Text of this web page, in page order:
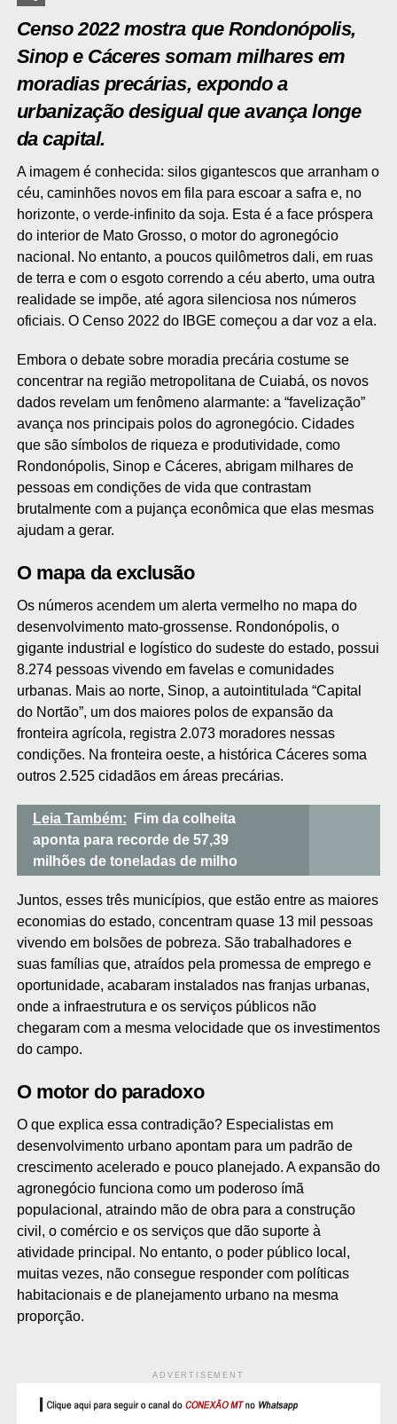
Share
Censo 2022 mostra que Rondonópolis,
Sinop e Cáceres somam milhares em
moradias precárias, expondo a
urbanização desigual que avança longe
da capital.
A imagem é conhecida: silos gigantescos que arranham o
céu, caminhões novos em fila para escoar a safra e, no
horizonte, o verde-infinito da soja. Esta é a face próspera
do interior de Mato Grosso, o motor do agronegócio
nacional. No entanto, a poucos quilômetros dali, em ruas
de terra e com o esgoto correndo a céu aberto, uma outra
realidade se impõe, até agora silenciosa nos números
oficiais. O Censo 2022 do IBGE começou a dar voz a ela.
Embora o debate sobre moradia precária costume se
concentrar na região metropolitana de Cuiabá, os novos
dados revelam um fenômeno alarmante: a “favelização”
avança nos principais polos do agronegócio. Cidades
que são símbolos de riqueza e produtividade, como
Rondonópolis, Sinop e Cáceres, abrigam milhares de
pessoas em condições de vida que contrastam
brutalmente com a pujança econômica que elas mesmas
ajudam a gerar.
O mapa da exclusão
Os números acendem um alerta vermelho no mapa do
desenvolvimento mato-grossense. Rondonópolis, o
gigante industrial e logístico do sudeste do estado, possui
8.274 pessoas vivendo em favelas e comunidades
urbanas. Mais ao norte, Sinop, a autointitulada “Capital
do Nortão”, um dos maiores polos de expansão da
fronteira agrícola, registra 2.073 moradores nessas
condições. Na fronteira oeste, a histórica Cáceres soma
outros 2.525 cidadãos em áreas precárias.
Leia Também:
Fim da colheita
aponta para recorde de 57,39
milhões de toneladas de milho
Juntos, esses três municípios, que estão entre as maiores
economias do estado, concentram quase 13 mil pessoas
vivendo em bolsões de pobreza. São trabalhadores e
suas famílias que, atraídos pela promessa de emprego e
oportunidade, acabaram instalados nas franjas urbanas,
onde a infraestrutura e os serviços públicos não
chegaram com a mesma velocidade que os investimentos
do campo.
O motor do paradoxo
O que explica essa contradição? Especialistas em
desenvolvimento urbano apontam para um padrão de
crescimento acelerado e pouco planejado. A expansão do
agronegócio funciona como um poderoso ímã
populacional, atraindo mão de obra para a construção
civil, o comércio e os serviços que dão suporte à
atividade principal. No entanto, o poder público local,
muitas vezes, não consegue responder com políticas
habitacionais e de planejamento urbano na mesma
proporção.
ADVERTISEMENT